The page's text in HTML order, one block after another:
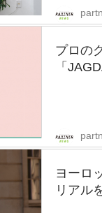
プロの
「
ヨーロ
リアル